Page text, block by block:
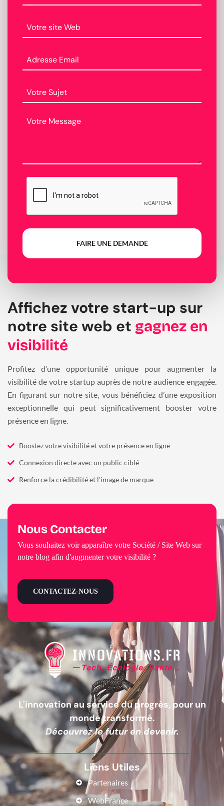
FAIRE UNE DEMANDE
Affichez votre start-up sur
notre site web et gagnez en
visibilité
Profitez d’une opportunité unique pour augmenter la
visibilité de votre startup auprès de notre audience engagée.
En figurant sur notre site, vous bénéficiez d’une exposition
exceptionnelle qui peut significativement booster votre
présence en ligne.
Boostez votre visibilité et votre présence en ligne
Connexion directe avec un public ciblé
Renforce la crédibilité et l'image de marque
L'innovation au service du progrès, pour un
monde transformé.
Découvrez le futur en devenir.
Liens Utiles
Partenaires
WebFrance
Nous Contacter
Vous souhaitez voir apparaître votre Société / Site Web sur
notre blog afin d'augmenter votre visibilité ?
CONTACTEZ-NOUS